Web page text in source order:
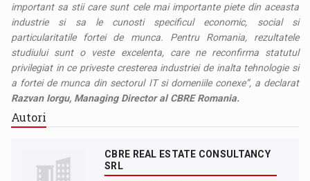
important sa stii care sunt cele mai importante piete din aceasta
industrie si sa le cunosti specificul economic, social si
particularitatile fortei de munca. Pentru Romania, rezultatele
studiului sunt o veste excelenta, care ne reconfirma statutul
privilegiat in ce priveste cresterea industriei de inalta tehnologie si
a fortei de munca din sectorul IT si domeniile conexe”, a declarat
Razvan Iorgu, Managing Director al CBRE Romania.
Autori
CBRE REAL ESTATE CONSULTANCY
SRL